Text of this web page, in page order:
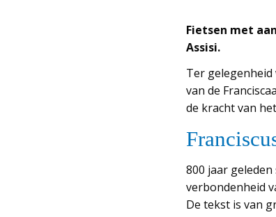
Fietsen met
Assisi.
Ter
van de
de kracht van
800 jaar geleden
verbondenheid
De tekst is van